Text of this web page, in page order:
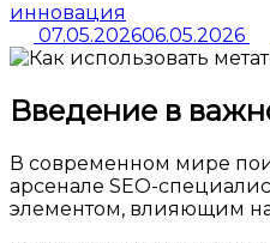
инновация
07.05.202606.05.2026
Введение в
В современном мире
арсенале SEO-
элементом, влияющим